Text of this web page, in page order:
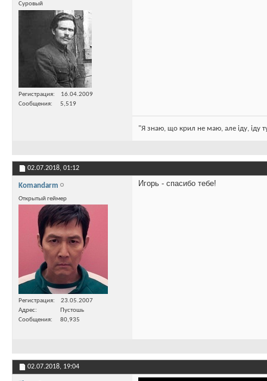
Суровый
Регистрация
16.04.2009
Сообщения
5,519
"Я знаю, що крил не маю, але іду, іду
02.07.2018, 01:12
Komandarm
Открытый геймер
Регистрация
23.05.2007
Адрес
Пустошь
Сообщения
80,935
Игорь - спасибо тебе!
02.07.2018, 19:04